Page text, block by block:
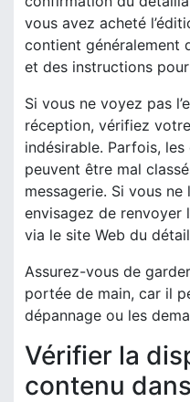
vous avez acheté
contient généralement
et des instructions
Si vous ne voyez pas
réception, vérifiez
indésirable. Parfois,
peuvent être mal
messagerie. Si vous
envisagez de renvoyer
via le site Web du
Assurez-vous de
portée de main, car il
dépannage ou les
Vérifier la
contenu